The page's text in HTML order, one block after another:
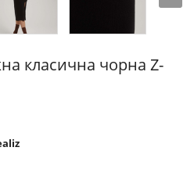
класична чорна Z-